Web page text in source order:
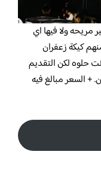
مريحه ولا فيها اي
كيكة زعفران
حلوه لكن التقديم
السعر مبالغ فيه